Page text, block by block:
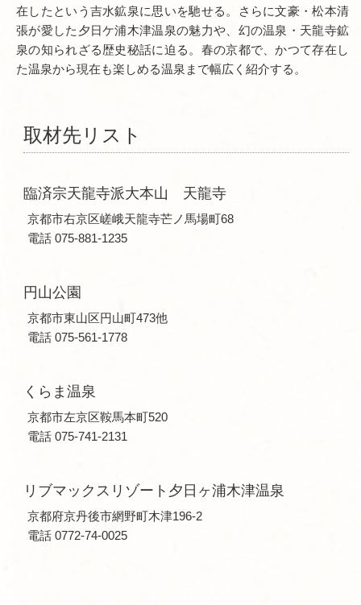
在したという吉水鉱泉に思いを馳せる。さらに文豪・松本清
張が愛した夕日ケ浦木津温泉の魅力や、幻の温泉・天龍寺鉱
泉の知られざる歴史秘話に迫る。春の京都で、かつて存在し
た温泉から現在も楽しめる温泉まで幅広く紹介する。
取材先リスト
臨済宗天龍寺派大本山 天龍寺
京都市右京区嵯峨天龍寺芒ノ馬場町68
電話 075-881-1235
円山公園
京都市東山区円山町473他
電話 075-561-1778
くらま温泉
京都市左京区鞍馬本町520
電話 075-741-2131
リブマックスリゾート夕日ヶ浦木津温泉
京都府京丹後市網野町木津196-2
電話 0772-74-0025